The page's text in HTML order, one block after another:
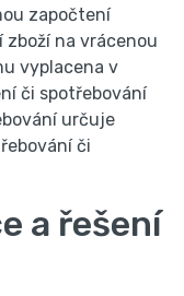
započtení
na vrácenou
vyplacena v
či spotřebování
určuje
či
a řešení